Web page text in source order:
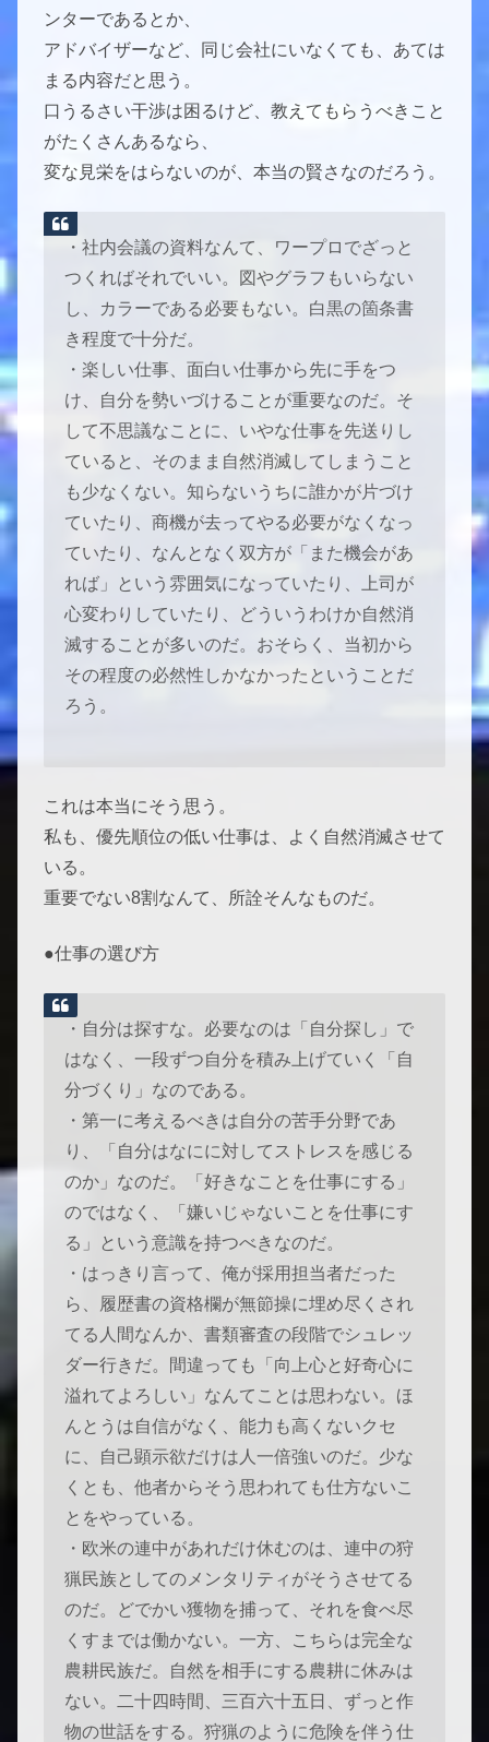
ンターであるとか、
アドバイザーなど、同じ会社にいなくても、あては
まる内容だと思う。
口うるさい干渉は困るけど、教えてもらうべきこと
がたくさんあるなら、
変な見栄をはらないのが、本当の賢さなのだろう。
・社内会議の資料なんて、ワープロでざっと
つくればそれでいい。図やグラフもいらない
し、カラーである必要もない。白黒の箇条書
き程度で十分だ。
・楽しい仕事、面白い仕事から先に手をつ
け、自分を勢いづけることが重要なのだ。そ
して不思議なことに、いやな仕事を先送りし
ていると、そのまま自然消滅してしまうこと
も少なくない。知らないうちに誰かが片づけ
ていたり、商機が去ってやる必要がなくなっ
ていたり、なんとなく双方が「また機会があ
れば」という雰囲気になっていたり、上司が
心変わりしていたり、どういうわけか自然消
滅することが多いのだ。おそらく、当初から
その程度の必然性しかなかったということだ
ろう。
これは本当にそう思う。
私も、優先順位の低い仕事は、よく自然消滅させて
いる。
重要でない8割なんて、所詮そんなものだ。
●仕事の選び方
・自分は探すな。必要なのは「自分探し」で
はなく、一段ずつ自分を積み上げていく「自
分づくり」なのである。
・第一に考えるべきは自分の苦手分野であ
り、「自分はなにに対してストレスを感じる
のか」なのだ。「好きなことを仕事にする」
のではなく、「嫌いじゃないことを仕事にす
る」という意識を持つべきなのだ。
・はっきり言って、俺が採用担当者だった
ら、履歴書の資格欄が無節操に埋め尽くされ
てる人間なんか、書類審査の段階でシュレッ
ダー行きだ。間違っても「向上心と好奇心に
溢れてよろしい」なんてことは思わない。ほ
んとうは自信がなく、能力も高くないクセ
に、自己顕示欲だけは人一倍強いのだ。少な
くとも、他者からそう思われても仕方ないこ
とをやっている。
・欧米の連中があれだけ休むのは、連中の狩
猟民族としてのメンタリティがそうさせてる
のだ。どでかい獲物を捕って、それを食べ尽
くすまでは働かない。一方、こちらは完全な
農耕民族だ。自然を相手にする農耕に休みは
ない。二十四時間、三百六十五日、ずっと作
物の世話をする。狩猟のように危険を伴う仕